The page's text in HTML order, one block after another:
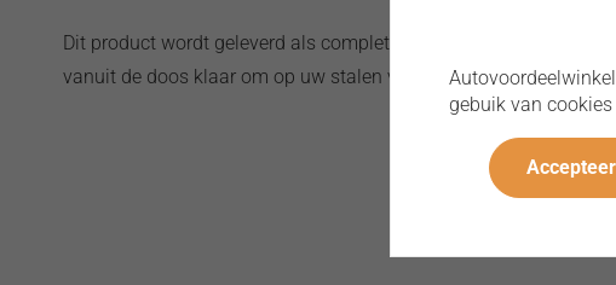
Dit product wordt geleverd als complete set van 4 stuks met
vanuit de doos klaar om op uw stalen velgen geplaatst te
gebuik van